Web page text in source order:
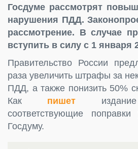
Госдуме рассмотрят
нарушения ПДД.
рассмотрение. В случае
вступить в силу с 1 января
Правительство России
раза увеличить штрафы за
ПДД, а также понизить 50%
Как пишет
соответствующие
Госдуму.